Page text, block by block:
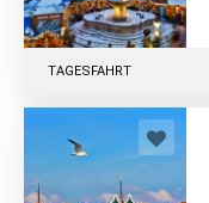
TAGESFAHRT